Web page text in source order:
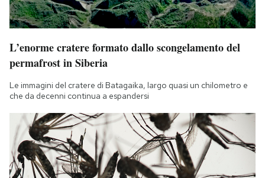
L’enorme cratere formato dallo scongelamento del
permafrost in Siberia
Le immagini del cratere di Batagaika, largo quasi un chilometro e
che da decenni continua a espandersi